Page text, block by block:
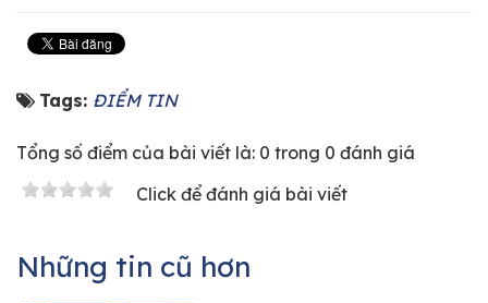
Tags: ĐIỂM TIN
Tổng số điểm của bài viết là: 0 trong 0 đánh giá
Click để đánh giá bài viết
Những tin cũ hơn